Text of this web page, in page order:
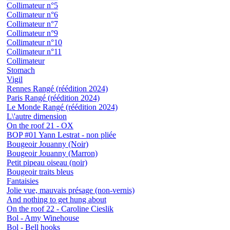
Collimateur n°5
Collimateur n°6
Collimateur n°7
Collimateur n°9
Collimateur n°10
Collimateur n°11
Collimateur
Stomach
Vigil
Rennes Rangé (réédition 2024)
Paris Rangé (réédition 2024)
Le Monde Rangé (réédition 2024)
L\'autre dimension
On the roof 21 - OX
BOP #01 Yann Lestrat - non pliée
Bougeoir Jouanny (Noir)
Bougeoir Jouanny (Marron)
Petit pipeau oiseau (noir)
Bougeoir traits bleus
Fantaisies
Jolie vue, mauvais présage (non-vernis)
And nothing to get hung about
On the roof 22 - Caroline Cieslik
Bol - Amy Winehouse
Bol - Bell hooks